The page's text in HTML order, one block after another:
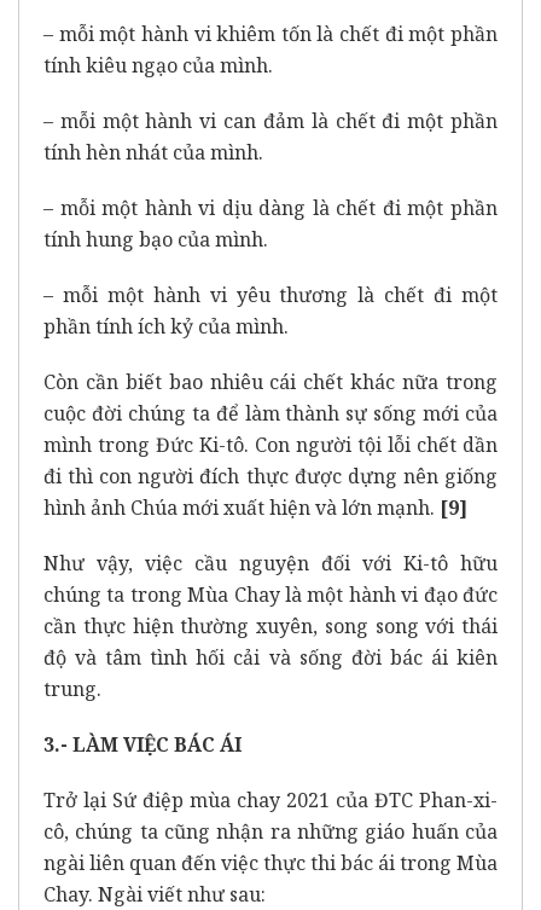
– mỗi một hành vi khiêm tốn là chết đi một phần
tính kiêu ngạo của mình.
– mỗi một hành vi can đảm là chết đi một phần
tính hèn nhát của mình.
– mỗi một hành vi dịu dàng là chết đi một phần
tính hung bạo của mình.
– mỗi một hành vi yêu thương là chết đi một
phần tính ích kỷ của mình.
Còn cần biết bao nhiêu cái chết khác nữa trong
cuộc đời chúng ta để làm thành sự sống mới của
mình trong Đức Ki-tô. Con người tội lỗi chết dần
đi thì con người đích thực được dựng nên giống
hình ảnh Chúa mới xuất hiện và lớn mạnh. [9]
Như vậy, việc cầu nguyện đối với Ki-tô hữu
chúng ta trong Mùa Chay là một hành vi đạo đức
cần thực hiện thường xuyên, song song với thái
độ và tâm tình hối cải và sống đời bác ái kiên
trung.
3.- LÀM VIỆC BÁC ÁI
Trở lại Sứ điệp mùa chay 2021 của ĐTC Phan-xi-
cô, chúng ta cũng nhận ra những giáo huấn của
ngài liên quan đến việc thực thi bác ái trong Mùa
Chay. Ngài viết như sau: